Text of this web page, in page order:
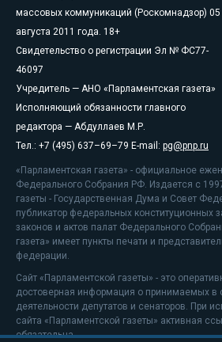
массовых коммуникаций (Роскомнадзор) 05
августа 2011 года. 18+
Свидетельство о регистрации Эл № ФС77-
46097
Учредитель — АНО «Парламентская газета»
Исполняющий обязанности главного
редактора — Абдуллаев М.Р.
Тел.: +7 (495) 637–69–79 E-mail: pg@pnp.ru
«Парламентская газета» - официальное
Федерального Собрания РФ. Издается с
газеты - Государственная Дума и Совет
публикатор федеральных конституционных
законов и актов палат Федерального
газета» имеет пункты печати и
федерации.
Сайт «Парламентской газеты» - это
достоверная информация о принимаемых в
деятельности депутатов и сенаторов. При
сайта «Парламентской газеты» активная
обязательна.